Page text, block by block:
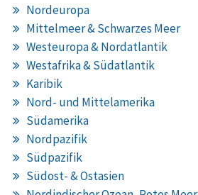
Nordeuropa
Mittelmeer & Schwarzes Meer
Westeuropa & Nordatlantik
Westafrika & Südatlantik
Karibik
Nord- und Mittelamerika
Südamerika
Nordpazifik
Südpazifik
Südost- & Ostasien